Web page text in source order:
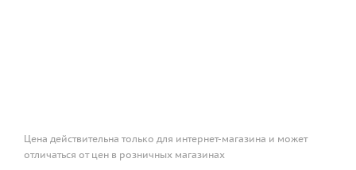
Цена действительна только для интернет-магазина и может
отличаться от цен в розничных магазинах